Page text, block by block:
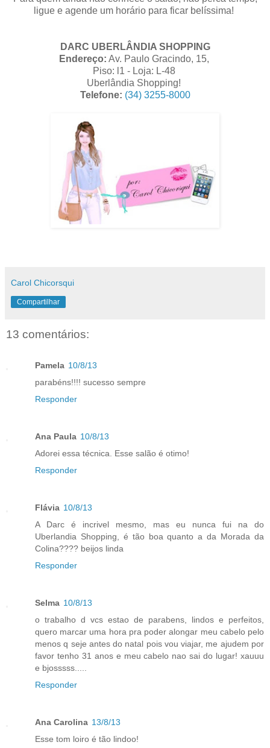
ligue e agende um horário para ficar belíssima!
DARC UBERLÂNDIA SHOPPING
Endereço: Av. Paulo Gracindo, 15,
Piso: l1 - Loja: L-48
Uberlândia Shopping!
Telefone: (34) 3255-8000
Carol Chicorsqui
Compartilhar
13 comentários:
Pamela 10/8/13
parabéns!!!! sucesso sempre
Responder
Ana Paula 10/8/13
Adorei essa técnica. Esse salão é otimo!
Responder
Flávia 10/8/13
A Darc é incrivel mesmo, mas eu nunca fui na do
Uberlandia Shopping, é tão boa quanto a da Morada da
Colina???? beijos linda
Responder
Selma 10/8/13
o trabalho d vcs estao de parabens, lindos e perfeitos,
quero marcar uma hora pra poder alongar meu cabelo pelo
menos q seje antes do natal pois vou viajar, me ajudem por
favor tenho 31 anos e meu cabelo nao sai do lugar! xauuu
e bjosssss.....
Responder
Ana Carolina 13/8/13
Esse tom loiro é tão lindoo!